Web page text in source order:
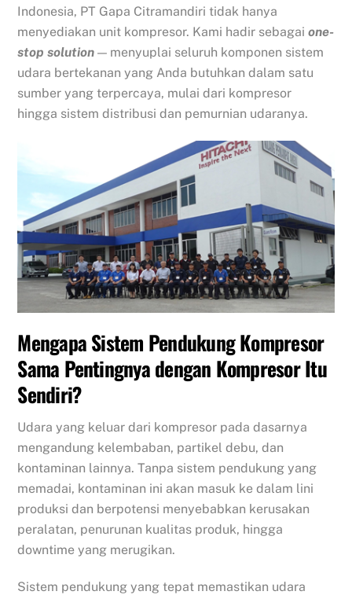
Indonesia, PT Gapa Citramandiri tidak hanya
menyediakan unit kompresor. Kami hadir sebagaione-
stop solution — menyuplai seluruh komponen sistem
udara bertekanan yang Anda butuhkan dalam satu
sumber yang terpercaya, mulai dari kompresor
hingga sistem distribusi dan pemurnian udaranya.
Mengapa Sistem Pendukung Kompresor
Sama Pentingnya dengan Kompresor Itu
Sendiri?
Udara yang keluar dari kompresor pada dasarnya
mengandung kelembaban, partikel debu, dan
kontaminan lainnya. Tanpa sistem pendukung yang
memadai, kontaminan ini akan masuk ke dalam lini
produksi dan berpotensi menyebabkan kerusakan
peralatan, penurunan kualitas produk, hingga
downtime yang merugikan.
Sistem pendukung yang tepat memastikan udara